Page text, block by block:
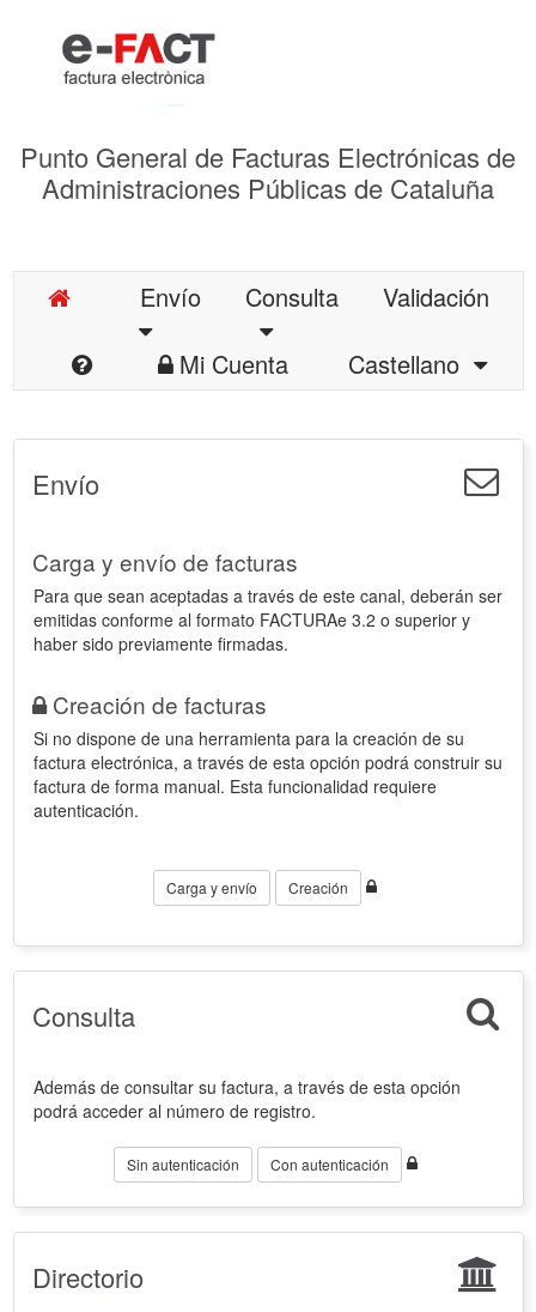
Punto General de Facturas Electrónicas de
Administraciones Públicas de Cataluña
Envío Consulta
Validación
Mi Cuenta
Castellano
Envío
Carga y envío de facturas
Para que sean aceptadas a través de este canal, deberán ser
emitidas conforme al formato FACTURAe 3.2 o superior y
haber sido previamente firmadas.
Creación de facturas
Si no dispone de una herramienta para la creación de su
factura electrónica, a través de esta opción podrá construir su
factura de forma manual. Esta funcionalidad requiere
autenticación.
Carga y envío Creación
Consulta
Además de consultar su factura, a través de esta opción
podrá acceder al número de registro.
Sin autenticación Con autenticación
Directorio